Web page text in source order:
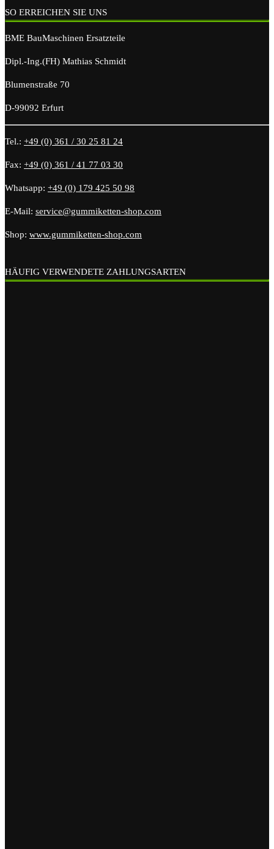
SO ERREICHEN SIE UNS
BME BauMaschinen Ersatzteile
Dipl.-Ing.(FH) Mathias Schmidt
Blumenstraße 70
D-99092 Erfurt
Tel.: +49 (0) 361 / 30 25 81 24
Fax: +49 (0) 361 / 41 77 03 30
Whatsapp: +49 (0) 179 425 50 98
E-Mail: service@gummiketten-shop.com
Shop: www.gummiketten-shop.com
HÄUFIG VERWENDETE ZAHLUNGSARTEN